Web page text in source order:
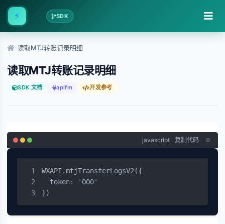
⚡ SDK
读取MTJ转账记录明细
读取MTJ转账记录明细
SDK 文档 apifm 开发参考
javascript 复制代码
WXAPI.mtjTransferLogsV2({
  token: '000'
})